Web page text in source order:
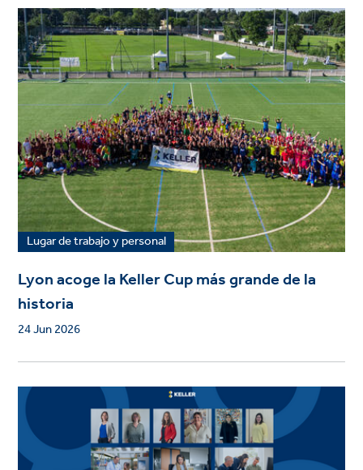
Lugar de trabajo y personal
Lyon acoge la Keller Cup más grande de la
historia
24 Jun 2026